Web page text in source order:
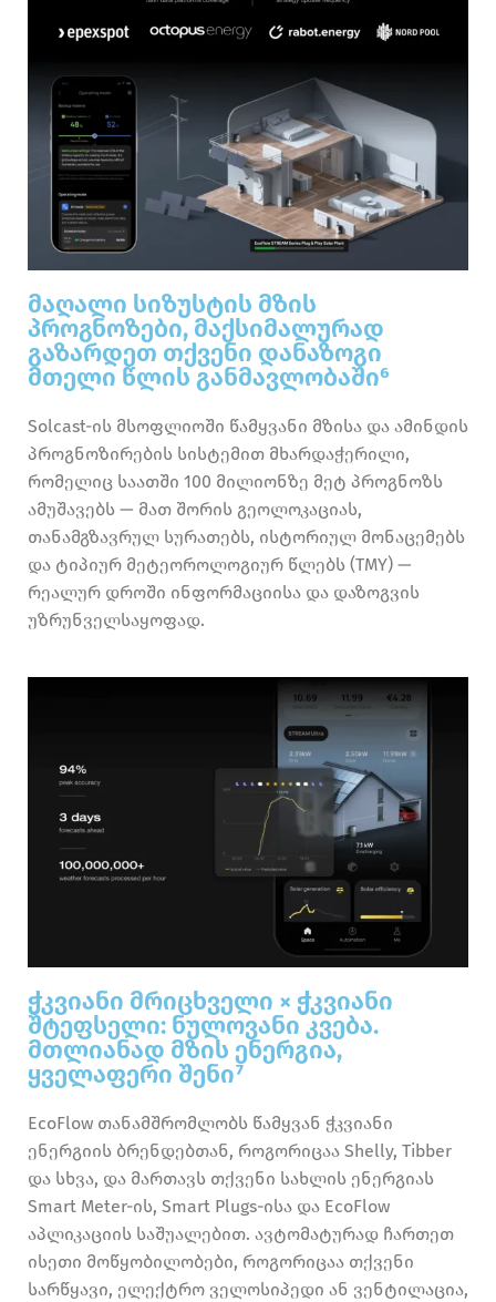
მაღალი სიზუსტის მზის
პროგნოზები, მაქსიმალურად
გაზარდეთ თქვენი დანაზოგი
მთელი წლის განმავლობაში⁶
Solcast-ის მსოფლიოში წამყვანი მზისა და ამინდის
პროგნოზირების სისტემით მხარდაჭერილი,
რომელიც საათში 100 მილიონზე მეტ პროგნოზს
ამუშავებს — მათ შორის გეოლოკაციას,
თანამგზავრულ სურათებს, ისტორიულ მონაცემებს
და ტიპიურ მეტეოროლოგიურ წლებს (TMY) —
რეალურ დროში ინფორმაციისა და დაზოგვის
უზრუნველსაყოფად.
ჭკვიანი მრიცხველი × ჭკვიანი
შტეფსელი: ნულოვანი კვება.
მთლიანად მზის ენერგია,
ყველაფერი შენი⁷
EcoFlow თანამშრომლობს წამყვან ჭკვიანი
ენერგიის ბრენდებთან, როგორიცაა Shelly, Tibber
და სხვა, და მართავს თქვენი სახლის ენერგიას
Smart Meter-ის, Smart Plugs-ისა და EcoFlow
აპლიკაციის საშუალებით. ავტომატურად ჩართეთ
ისეთი მოწყობილობები, როგორიცაა თქვენი
სარწყავი, ელექტრო ველოსიპედი ან ვენტილაცია,